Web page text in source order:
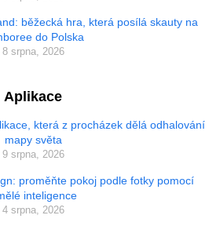
běžecká hra, která posílá skauty na
do Polska
8 srpna, 2026
Aplikace
která z procházek dělá odhalování
mapy světa
9 srpna, 2026
proměňte pokoj podle fotky pomocí
inteligence
4 srpna, 2026